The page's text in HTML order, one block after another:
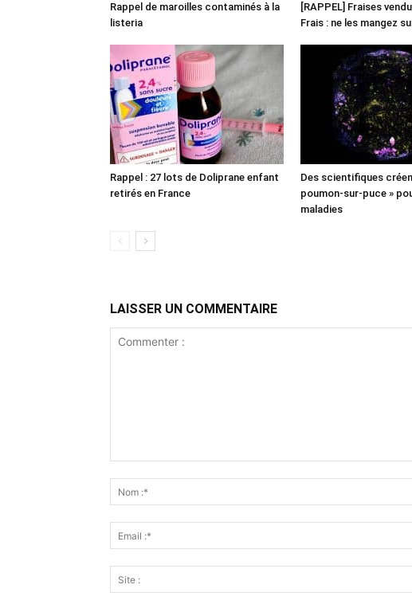
Rappel de maroilles contaminés à la
listeria
[RAPPEL] Fraises
Frais : ne les mangez
Rappel : 27 lots de Doliprane enfant
retirés en France
Des scientifiques
poumon-sur-puce »
maladies
LAISSER UN COMMENTAIRE